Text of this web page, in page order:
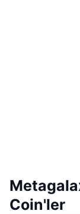
Coin'ler